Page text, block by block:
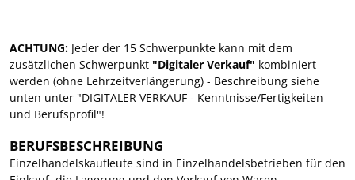
ACHTUNG: Jeder der 15 Schwerpunkte kann mit dem
zusätzlichen Schwerpunkt "Digitaler Verkauf" kombiniert
werden (ohne Lehrzeitverlängerung) - Beschreibung siehe
unten unter "DIGITALER VERKAUF - Kenntnisse/Fertigkeiten
und Berufsprofil"!
BERUFSBESCHREIBUNG
Einzelhandelskaufleute sind in Einzelhandelsbetrieben für den